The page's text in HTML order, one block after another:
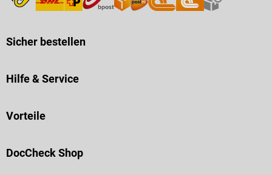
Sicher bestellen
Hilfe & Service
Vorteile
DocCheck Shop